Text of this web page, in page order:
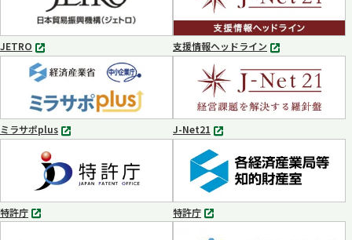
開
く
JETRO
別
タ
ブ
で
開
く
支援情報ヘッドライン
別
タ
ブ
で
開
く
ミラサポplus
別
ブ
で
開
く
J-Net21
別
タ
ブ
で
開
く
特許庁
別
特許庁
別